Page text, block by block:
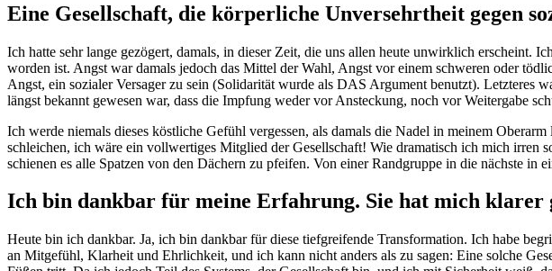
Eine Gesellschaft, die körperliche Unversehrtheit gegen
Ich hatte sehr lange gezögert, damals, in dieser Zeit, die uns allen heute unwirklich erscheint.
worden ist. Angst war damals jedoch das Mittel der Wahl, Angst vor einem schweren oder
Angst, ein sozialer Versager zu sein (Solidarität wurde als DAS Argument benutzt). Letzteres
längst bekannt gewesen war, dass die Impfung weder vor Ansteckung, noch vor Weitergabe
Ich werde niemals dieses köstliche Gefühl vergessen, als damals die Nadel in meinem
schleichen, ich wäre ein vollwertiges Mitglied der Gesellschaft! Wie dramatisch ich mich irren
schienen es alle Spatzen von den Dächern zu pfeifen. Von einer Randgruppe in die nächste in
Ich bin dankbar für meine Erfahrung. Sie hat mich klarer
Heute bin ich dankbar. Ja, ich bin dankbar für diese tiefgreifende Transformation. Ich habe
an Mitgefühl, Klarheit und Ehrlichkeit, und ich kann nicht anders als zu sagen: Eine solche